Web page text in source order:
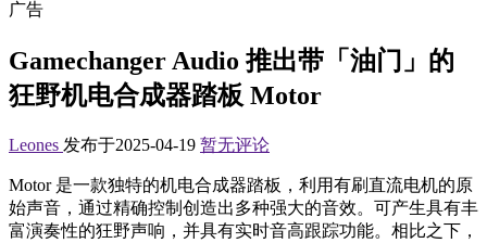
广告
Gamechanger Audio 推出带「油门」的
狂野机电合成器踏板 Motor
Leones 发布于2025-04-19 暂无评论
Motor 是一款独特的机电合成器踏板，利用有刷直流电机的原
始声音，通过精确控制创造出多种强大的音效。可产生具有丰
富演奏性的狂野声响，并具有实时音高跟踪功能。相比之下，